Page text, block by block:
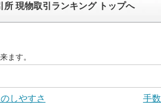
所 現物取引ランキング トップへ
ます。
しやすさ
手